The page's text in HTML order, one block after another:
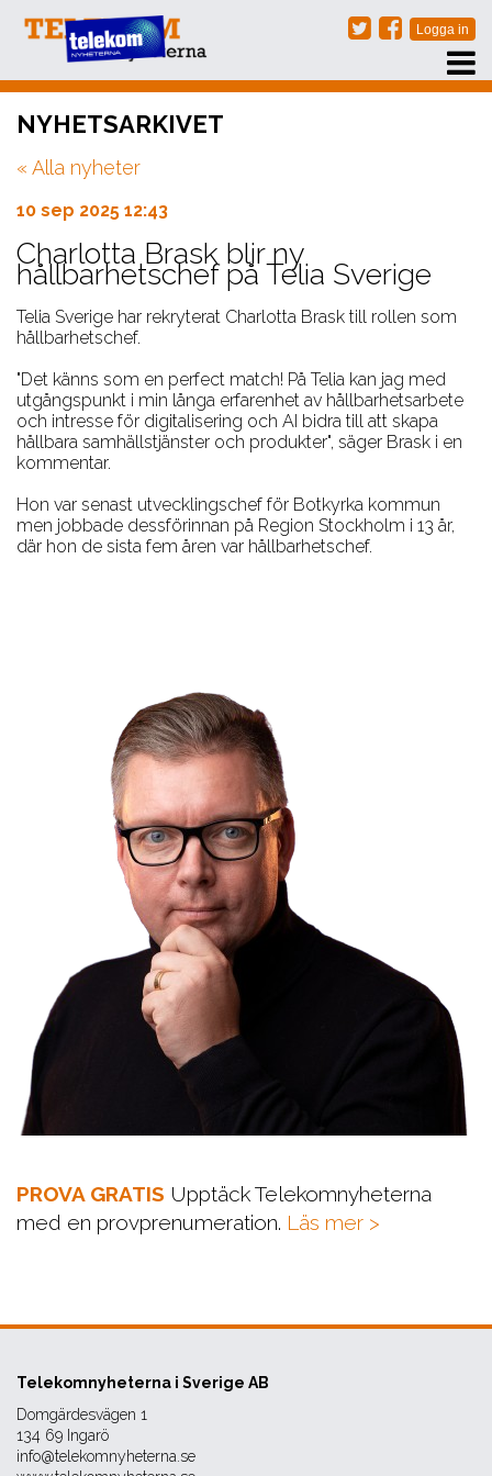
PRENUMERERA
EVENT
NÄTVERKSTRÄFFAR
ARKIV
OM OSS
KONTAKT
NYHETSARKIVET
« Alla nyheter
10 sep 2025 12:43
Charlotta Brask blir ny
hållbarhetschef på Telia Sverige
Telia Sverige har rekryterat Charlotta Brask till rollen som
hållbarhetschef.
"Det känns som en perfect match! På Telia kan jag med
utgångspunkt i min långa erfarenhet av hållbarhetsarbete
och intresse för digitalisering och AI bidra till att skapa
hållbara samhällstjänster och produkter", säger Brask i en
kommentar.
Hon var senast utvecklingschef för Botkyrka kommun
men jobbade dessförinnan på Region Stockholm i 13 år,
där hon de sista fem åren var hållbarhetschef.
PROVA GRATIS Upptäck Telekomnyheterna
med en provprenumeration. Läs mer >
Telekomnyheterna i Sverige AB
Domgärdesvägen 1
134 69 Ingarö
info@telekomnyheterna.se